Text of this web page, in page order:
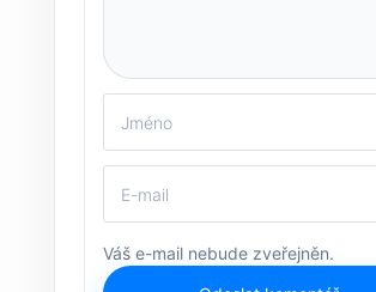
Váš e-mail nebude zveřejněn.